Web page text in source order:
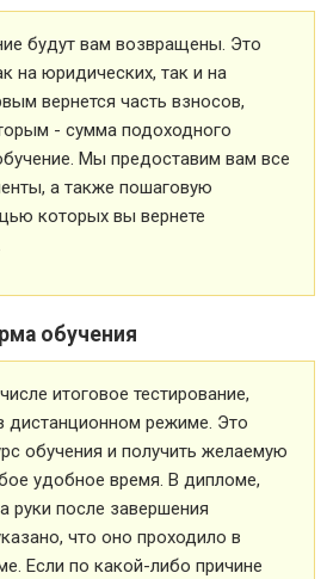
будут вам возвращены. Это
на юридических, так и на
вернется часть взносов,
- сумма подоходного
Мы предоставим вам все
а также пошаговую
которых вы вернете
обучения
итоговое тестирование,
дистанционном режиме. Это
обучения и получить желаемую
удобное время. В дипломе,
руки после завершения
что оно проходило в
Если по какой-либо причине